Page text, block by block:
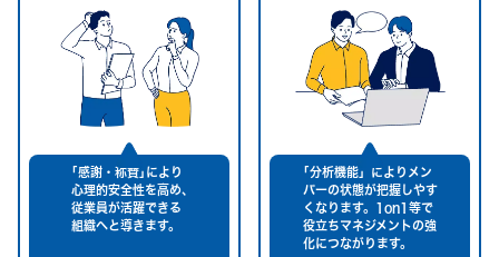
｢感謝・称賛｣により
心理的安全性を高め､
従業員が活躍できる
組織へと導きます。
｢分析機能」によりメン
バーの状態が把握しやす
くなります。1on1等で
役立ちマネジメントの強
化につながります。